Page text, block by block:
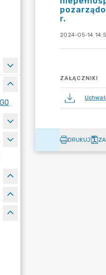
r.
2024-05-14
ZAŁĄCZNIKI
DRUKUJ